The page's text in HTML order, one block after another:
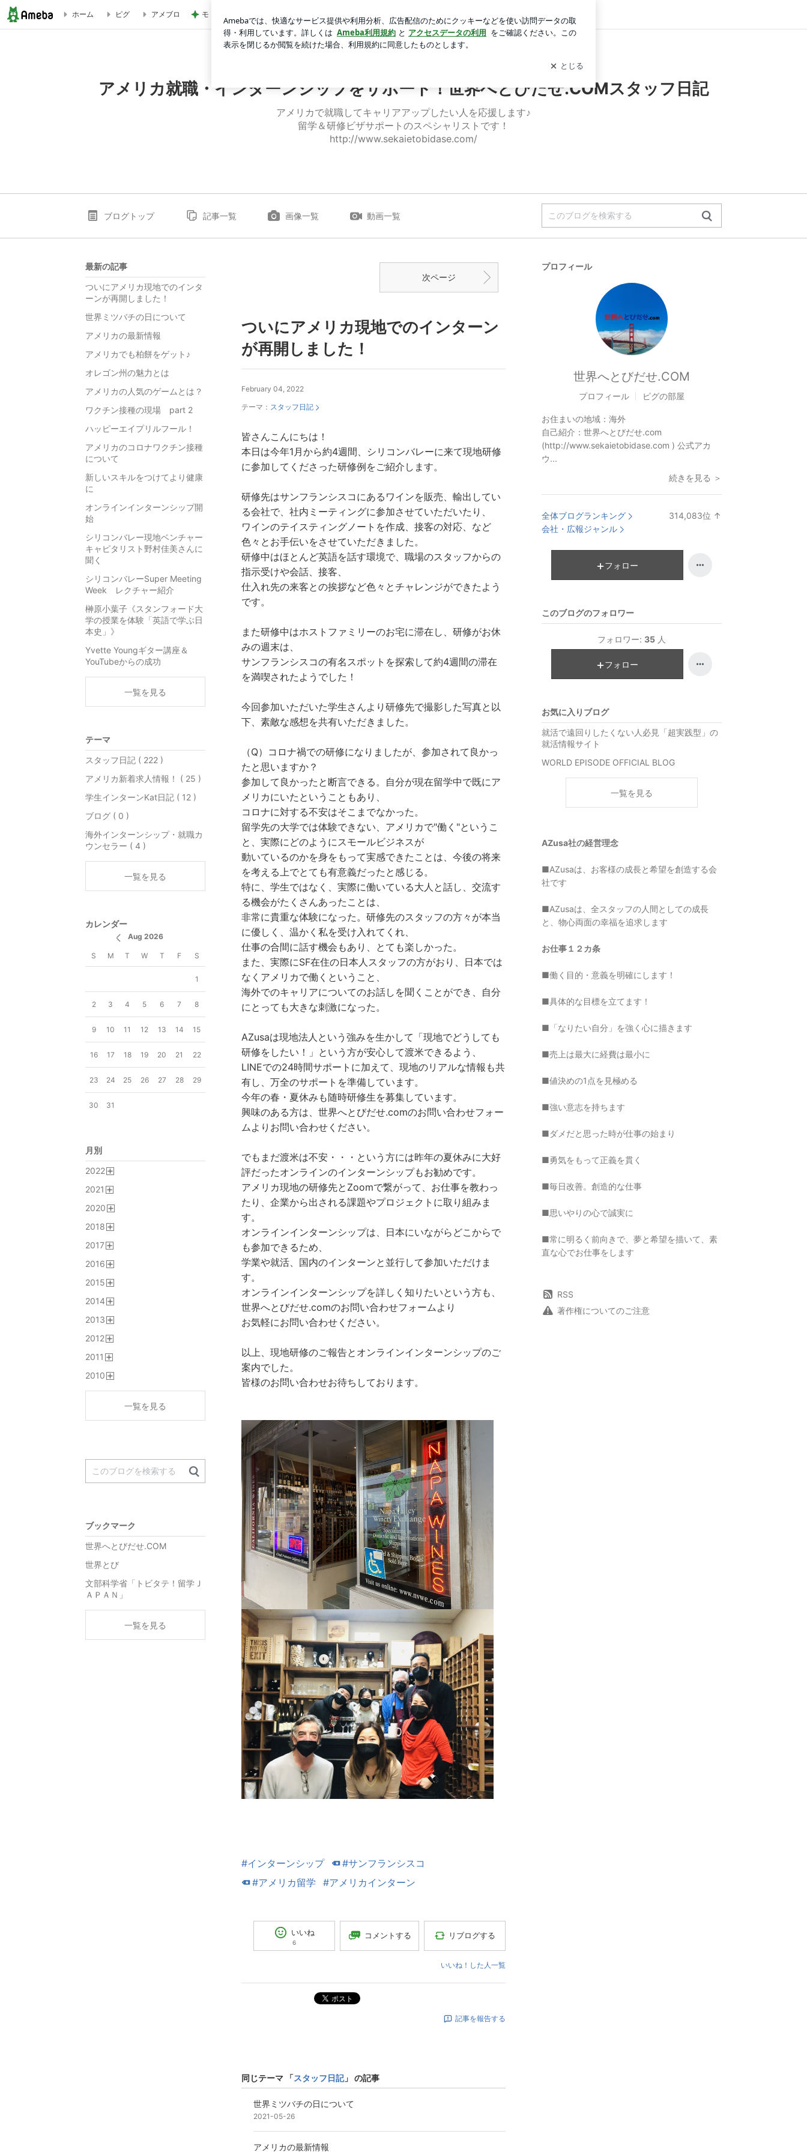
アメリカ就職・インターンシップをサポート！世界へとびだせ.COMスタッフ日記
ホーム ピグ アメブロ モト冬樹 ゴルフで汗をかくのが快感 ログイン
アメリカ就職・インターンシップをサポート！世界へとびだせ.COMスタッフ日記
アメリカで就職してキャリアアップしたい人を応援します♪
留学＆研修ビザサポートのスペシャリストです！
http://www.sekaietobidase.com/
ブログトップ 記事一覧 画像一覧 動画一覧
次ページ
ついにアメリカ現地でのインターン
が再開しました！
February 04, 2022
テーマ： スタッフ日記
皆さんこんにちは！
本日は今年1月から約4週間、シリコンバレーに来て現地研修
に参加してくださった研修例をご紹介します。
研修先はサンフランシスコにあるワインを販売、輸出してい
る会社で、社内ミーティングに参加させていただいたり、
ワインのテイスティングノートを作成、接客の対応、など
色々とお手伝いをさせていただきました。
研修中はほとんど英語を話す環境で、職場のスタッフからの
指示受けや会話、接客、
仕入れ先の来客との挨拶など色々とチャレンジができたよう
です。
また研修中はホストファミリーのお宅に滞在し、研修がお休
みの週末は、
サンフランシスコの有名スポットを探索して約4週間の滞在
を満喫されたようでした！
今回参加いただいた学生さんより研修先で撮影した写真と以
下、素敵な感想を共有いただきました。
（Q）コロナ禍での研修になりましたが、参加されて良かっ
たと思いますか？
参加して良かったと断言できる。自分が現在留学中で既にア
メリカにいたということもあり、
コロナに対する不安はそこまでなかった。
留学先の大学では体験できない、アメリカで"働く"というこ
と、実際にどのようにスモールビジネスが
動いているのかを身をもって実感できたことは、今後の将来
を考える上でとても有意義だったと感じる。
特に、学生ではなく、実際に働いている大人と話し、交流す
る機会がたくさんあったことは、
非常に貴重な体験になった。研修先のスタッフの方々が本当
に優しく、温かく私を受け入れてくれ、
仕事の合間に話す機会もあり、とても楽しかった。
また、実際にSF在住の日本人スタッフの方がおり、日本では
なくアメリカで働くということ、
海外でのキャリアについてのお話しを聞くことができ、自分
にとっても大きな刺激になった。
AZusaは現地法人という強みを生かして「現地でどうしても
研修をしたい！」という方が安心して渡米できるよう、
LINEでの24時間サポートに加えて、現地のリアルな情報も共
有し、万全のサポートを準備しています。
今年の春・夏休みも随時研修生を募集しています。
興味のある方は、世界へとびだせ.comのお問い合わせフォー
ムよりお問い合わせください。
でもまだ渡米は不安・・・という方には昨年の夏休みに大好
評だったオンラインのインターンシップもお勧めです。
アメリカ現地の研修先とZoomで繋がって、お仕事を教わっ
たり、企業から出される課題やプロジェクトに取り組みま
す。
オンラインインターンシップは、日本にいながらどこからで
も参加できるため、
学業や就活、国内のインターンと並行して参加いただけま
す。
オンラインインターンシップを詳しく知りたいという方も、
世界へとびだせ.comのお問い合わせフォームより
お気軽にお問い合わせください。
以上、現地研修のご報告とオンラインインターンシップのご
案内でした。
皆様のお問い合わせお待ちしております。
#インターンシップ
#サンフランシスコ
#アメリカ留学
#アメリカインターン
いいね
6
コメントする リブログする
いいね！した人一覧
ポスト
記事を報告する
同じテーマ 「スタッフ日記」 の記事
世界ミツバチの日について
2021-05-26
アメリカの最新情報
プロフィール
世界へとびだせ.COM
プロフィール ピグの部屋
お住まいの地域： 海外
自己紹介： 世界へとびだせ.com
(http://www.sekaietobidase.com ) 公式アカ
ウ...
続きを見る ＞
全体ブログランキング 314,083位 ↑
会社・広報ジャンル
フォロー
このブログのフォロワー
フォロワー: 35 人
フォロー
お気に入りブログ
就活で遠回りしたくない人必見「超実践型」の
就活情報サイト
WORLD EPISODE OFFICIAL BLOG
一覧を見る
AZusa社の経営理念
■AZusaは、お客様の成長と希望を創造する会
社です
■AZusaは、全スタッフの人間としての成長
と、物心両面の幸福を追求します
お仕事１２カ条
■働く目的・意義を明確にします！
■具体的な目標を立てます！
■「なりたい自分」を強く心に描きます
■売上は最大に経費は最小に
■値決めの1点を見極める
■強い意志を持ちます
■ダメだと思った時が仕事の始まり
■勇気をもって正義を貫く
■毎日改善。創造的な仕事
■思いやりの心で誠実に
■常に明るく前向きで、夢と希望を描いて、素
直な心でお仕事をします
RSS
著作権についてのご注意
最新の記事
ついにアメリカ現地でのインタ
ーンが再開しました！
世界ミツバチの日について
アメリカの最新情報
アメリカでも柏餅をゲット♪
オレゴン州の魅力とは
アメリカの人気のゲームとは？
ワクチン接種の現場 part 2
ハッピーエイプリルフール！
アメリカのコロナワクチン接種
について
新しいスキルをつけてより健康
に
オンラインインターンシップ開
始
シリコンバレー現地ベンチャー
キャピタリスト野村佳美さんに
聞く
シリコンバレーSuper Meeting
Week レクチャー紹介
榊原小葉子《スタンフォード大
学の授業を体験「英語で学ぶ日
本史」》
Yvette Youngギター講座＆
YouTubeからの成功
一覧を見る
テーマ
スタッフ日記 ( 222 )
アメリカ新着求人情報！ ( 25 )
学生インターンKat日記 ( 12 )
ブログ ( 0 )
海外インターンシップ・就職カ
ウンセラー ( 4 )
一覧を見る
カレンダー
Aug 2026
S M T W T F S
1
2 3 4 5 6 7 8
9 10 11 12 13 14 15
16 17 18 19 20 21 22
23 24 25 26 27 28 29
30 31
月別
2022
2021
2020
2018
2017
2016
2015
2014
2013
2012
2011
2010
一覧を見る
ブックマーク
世界へとびだせ.COM
世界とび
文部科学省「トビタテ！留学Ｊ
ＡＰＡＮ」
一覧を見る